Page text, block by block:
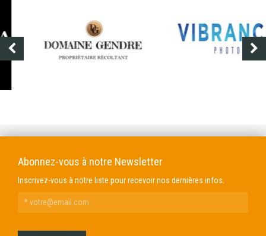
Abonnez-vous à notre Newsletter
Inscrivez-vous à notre liste pour recevoir nos dernières infos.